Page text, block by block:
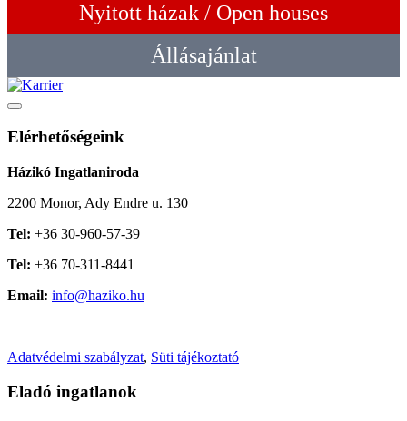
Nyitott házak / Open houses
Állásajánlat
Elérhetőségeink
Házikó Ingatlaniroda
2200 Monor, Ady Endre u. 130
Tel: +36 30-960-57-39
Tel: +36 70-311-8441
Email: info@haziko.hu
Adatvédelmi szabályzat, Süti tájékoztató
Eladó ingatlanok